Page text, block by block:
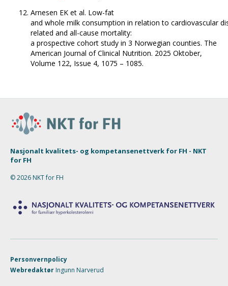
Arnesen EK et al. Low-fat
and whole milk consumption in relation to cardiovascular
related and all-cause mortality:
a prospective cohort study in 3 Norwegian counties. The
American Journal of Clinical Nutrition. 2025 Oktober,
Volume 122, Issue 4, 1075 – 1085.
Nasjonalt kvalitets- og kompetansenettverk for FH - NKT
for FH
© 2026 NKT for FH
Personvernpolicy
Webredaktør Ingunn Narverud